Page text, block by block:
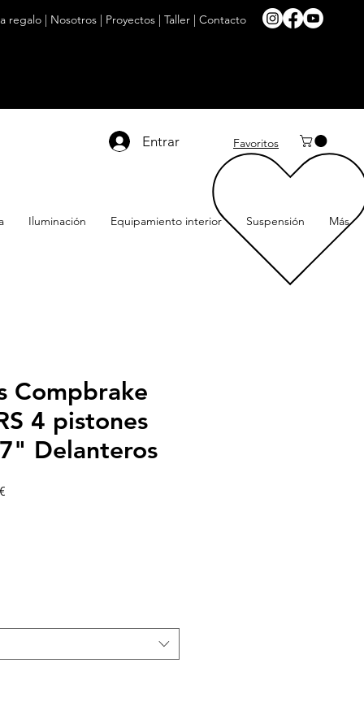
regalo | Nosotros | Proyectos | Taller | Contacto
Entrar Favoritos
Iluminación Equipamiento interior Suspensión Más
Compbrake
4 pistones
Delanteros